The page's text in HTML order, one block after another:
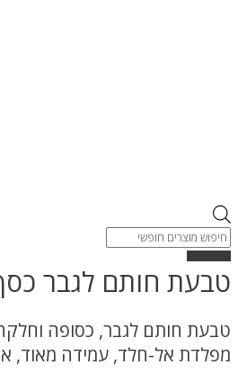
Products
search
טבעת חותם לגבר
טבעת חותם לגבר, כסופה
מפלדת אל-חלד, עמידה מאוד,